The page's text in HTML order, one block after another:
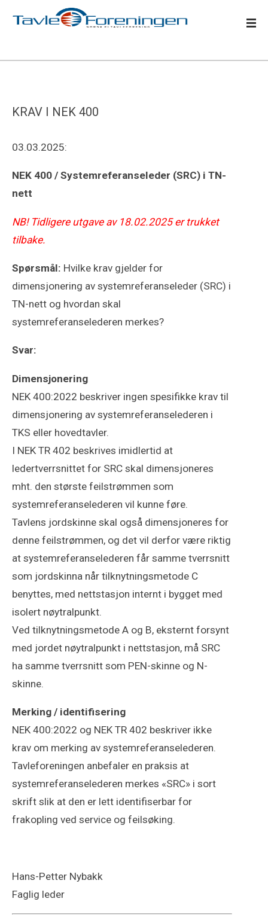
KRAV I NEK 400
03.03.2025:
NEK 400 / Systemreferanseleder (SRC) i TN-
nett
NB! Tidligere utgave av 18.02.2025 er trukket
tilbake.
Spørsmål: Hvilke krav gjelder for
dimensjonering av systemreferanseleder (SRC) i
TN-nett og hvordan skal
systemreferanselederen merkes?
Svar:
Dimensjonering
NEK 400:2022 beskriver ingen spesifikke krav til
dimensjonering av systemreferanselederen i
TKS eller hovedtavler.
I NEK TR 402 beskrives imidlertid at
ledertverrsnittet for SRC skal dimensjoneres
mht. den største feilstrømmen som
systemreferanselederen vil kunne føre.
Tavlens jordskinne skal også dimensjoneres for
denne feilstrømmen, og det vil derfor være riktig
at systemreferanselederen får samme tverrsnitt
som jordskinna når tilknytningsmetode C
benyttes, med nettstasjon internt i bygget med
isolert nøytralpunkt.
Ved tilknytningsmetode A og B, eksternt forsynt
med jordet nøytralpunkt i nettstasjon, må SRC
ha samme tverrsnitt som PEN-skinne og N-
skinne.
Merking / identifisering
NEK 400:2022 og NEK TR 402 beskriver ikke
krav om merking av systemreferanselederen.
Tavleforeningen anbefaler en praksis at
systemreferanselederen merkes «SRC» i sort
skrift slik at den er lett identifiserbar for
frakopling ved service og feilsøking.
Hans-Petter Nybakk
Faglig leder